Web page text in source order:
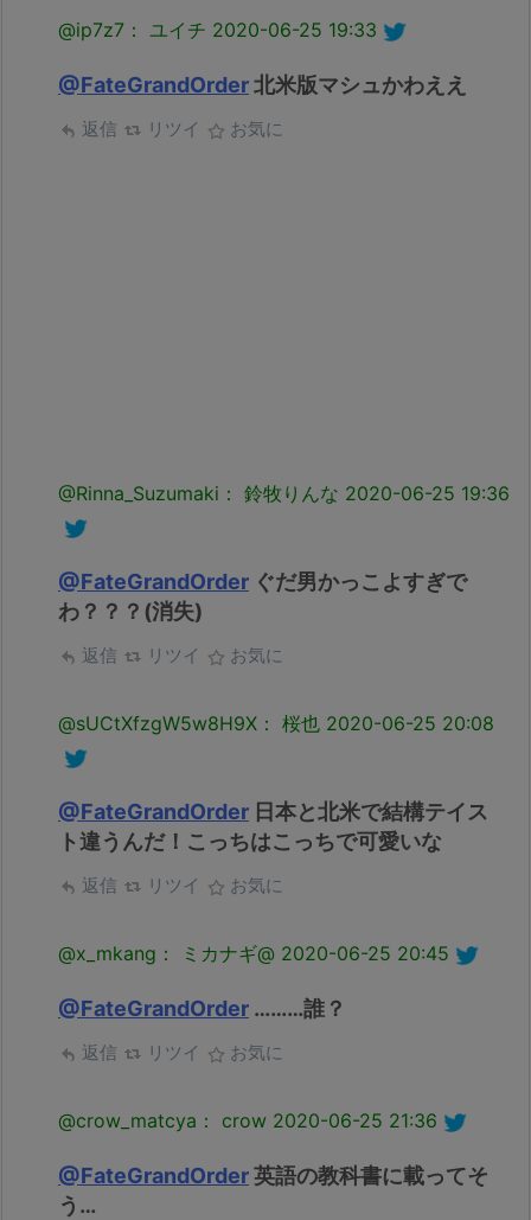
@ip7z7： ユイチ 2020-06-25 19:33
@FateGrandOrder北米版マシュかわええ
返信 リツイ お気に
@Rinna_Suzumaki： 鈴牧りんな 2020-06-25 19:36
@FateGrandOrder ぐだ男かっこよすぎで
わ？？？(消失)
返信 リツイ お気に
@sUCtXfzgW5w8H9X： 桜也 2020-06-25 20:08
@FateGrandOrder 日本と北米で結構テイス
ト違うんだ！こっちはこっちで可愛いな
返信 リツイ お気に
@x_mkang： ミカナギ@ 2020-06-25 20:45
@FateGrandOrder ………誰？
返信 リツイ お気に
@crow_matcya： crow 2020-06-25 21:36
@FateGrandOrder英語の教科書に載ってそ
う…